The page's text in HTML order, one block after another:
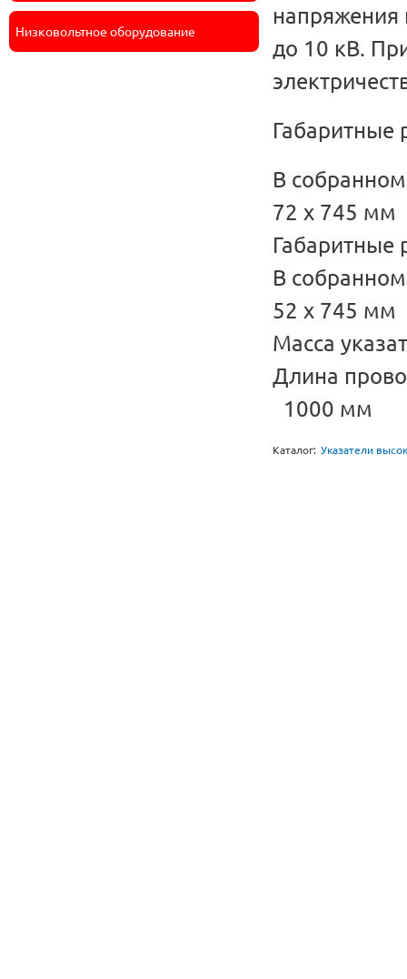
Низковольтное оборудование
напряжения
до 10 кВ.
Габаритные
В
72 x 745 мм
Габаритные
В
52 x 745 мм
Масса
Длина
1000 мм
Каталог: Указатели